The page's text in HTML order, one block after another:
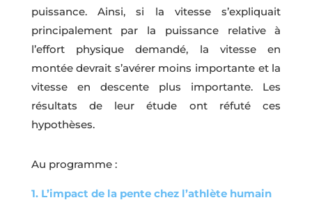
puissance. Ainsi, si la vitesse s’expliquait
principalement par la puissance relative à
l’effort physique demandé, la vitesse en
montée devrait s’avérer moins importante et la
vitesse en descente plus importante. Les
résultats de leur étude ont réfuté ces
hypothèses.
Au programme :
1. L’impact de la pente chez l’athlète humain